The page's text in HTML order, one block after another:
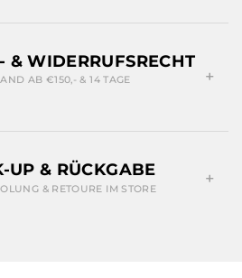
& WIDERRUFSRECHT
AB €150,- & 14 TAGE
UP & RÜCKGABE
& RETOURE IM STORE